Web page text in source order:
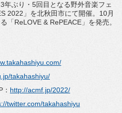
年ぶり・5回目となる野外音楽フェ
2022」を北秋田市にて開催。10月
「ReLOVE & RePEACE」を発売。
takahashiyu/
http://acmf.jp/2022/
twitter.com/takahashiyu